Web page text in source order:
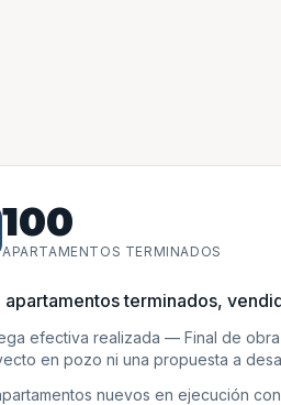
100
APARTAMENTOS TERMINADOS
apartamentos terminados,
efectiva realizada — Final de
en pozo ni una propuesta a
nuevos en ejecución